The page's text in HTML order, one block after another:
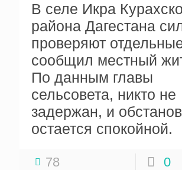
В селе Икра
района Дагестана
проверяют
сообщил местный
По данным главы
сельсовета, никто не
задержан, и
остается спокойной.
78 0